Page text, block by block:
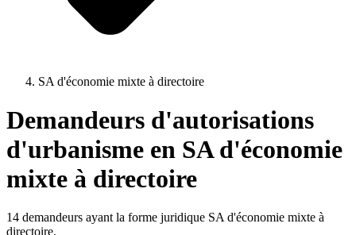
SA d'économie mixte à directoire
Demandeurs d'autorisations
d'urbanisme en SA d'économie
mixte à directoire
14 demandeurs ayant la forme juridique SA d'économie mixte à
directoire.